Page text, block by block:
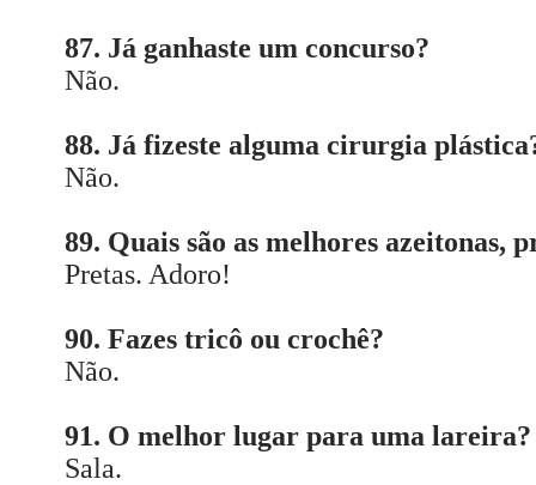
87. Já ganhaste um concurso?
Não.
88. Já fizeste alguma cirurgia
Não.
89. Quais são as melhores azeitonas,
Pretas. Adoro!
90. Fazes tricô ou crochê?
Não.
91. O melhor lugar para uma lareira?
Sala.